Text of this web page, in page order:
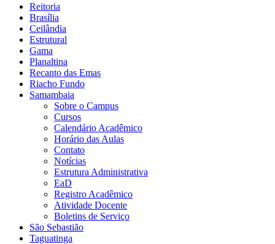
Reitoria
Brasília
Ceilândia
Estrutural
Gama
Planaltina
Recanto das Emas
Riacho Fundo
Samambaia
Sobre o Campus
Cursos
Calendário Acadêmico
Horário das Aulas
Contato
Notícias
Estrutura Administrativa
EaD
Registro Acadêmico
Atividade Docente
Boletins de Serviço
São Sebastião
Taguatinga